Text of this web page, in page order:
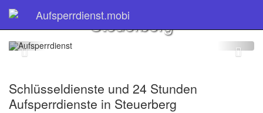
Aufsperrdienst.mobi
Schlüsseldienst
Steuerberg
Schlüsseldienste und 24 Stunden
Aufsperrdienste in Steuerberg